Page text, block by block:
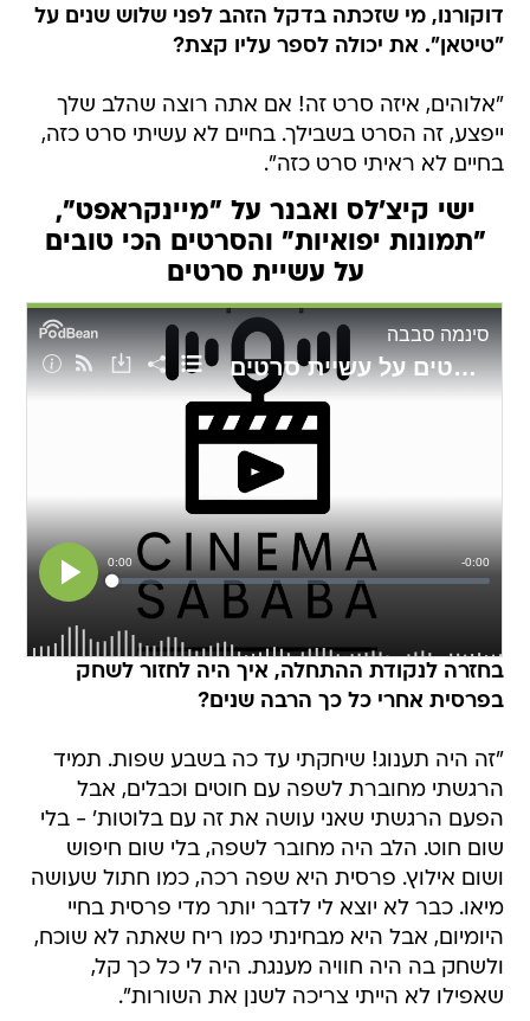
דוקורנו, מי שזכתה בדקל הזהב לפני שלוש שנים על
"טיטאן". את יכולה לספר עליו קצת?
"אלוהים, איזה סרט זה! אם אתה רוצה שהלב שלך
ייפצע, זה הסרט בשבילך. בחיים לא עשיתי סרט כזה,
בחיים לא ראיתי סרט כזה".
ישי קיצ'לס ואבנר על "מיינקראפט",
"תמונות יפואיות" והסרטים הכי טובים
על עשיית סרטים
בחזרה לנקודת ההתחלה, איך היה לחזור לשחק
בפרסית אחרי כל כך הרבה שנים?
"זה היה תענוג! שיחקתי עד כה בשבע שפות. תמיד
הרגשתי מחוברת לשפה עם חוטים וכבלים, אבל
הפעם הרגשתי שאני עושה את זה עם בלוטות' - בלי
שום חוט. הלב היה מחובר לשפה, בלי שום חיפוש
ושום אילוץ. פרסית היא שפה רכה, כמו חתול שעושה
מיאו. כבר לא יוצא לי לדבר יותר מדי פרסית בחיי
היומיום, אבל היא מבחינתי כמו ריח שאתה לא שוכח,
ולשחק בה היה חוויה מענגת. היה לי כל כך קל,
שאפילו לא הייתי צריכה לשנן את השורות".